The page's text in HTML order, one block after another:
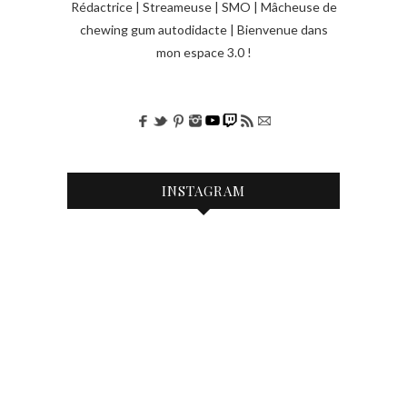
Rédactrice | Streameuse | SMO | Mâcheuse de
chewing gum autodidacte | Bienvenue dans
mon espace 3.0 !
INSTAGRAM